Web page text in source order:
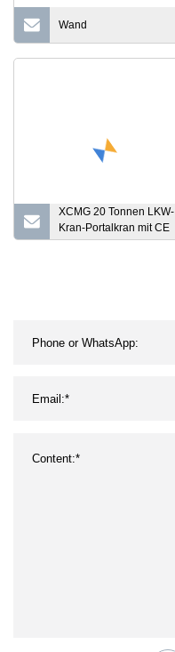
Wand
XCMG 20 Tonnen LKW-
Kran-Portalkran mit CE
(Xct20L4)